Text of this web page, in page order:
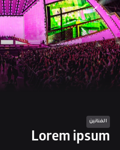
الفنانين
Lorem ipsum